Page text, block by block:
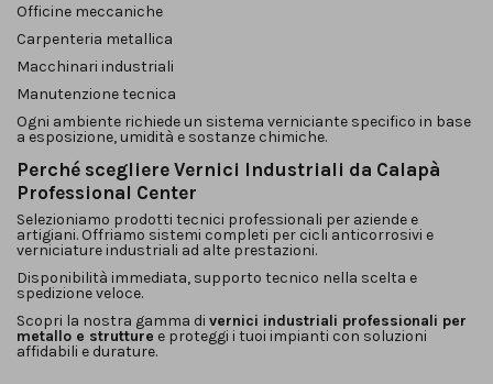
Officine meccaniche
Carpenteria metallica
Macchinari industriali
Manutenzione tecnica
Ogni ambiente richiede un sistema verniciante specifico in base
a esposizione, umidità e sostanze chimiche.
Perché scegliere Vernici Industriali da Calapà
Professional Center
Selezioniamo prodotti tecnici professionali per aziende e
artigiani. Offriamo sistemi completi per cicli anticorrosivi e
verniciature industriali ad alte prestazioni.
Disponibilità immediata, supporto tecnico nella scelta e
spedizione veloce.
Scopri la nostra gamma di vernici industriali professionali per
metallo e strutture e proteggi i tuoi impianti con soluzioni
affidabili e durature.